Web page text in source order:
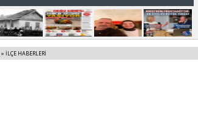
» İLÇE HABERLERİ